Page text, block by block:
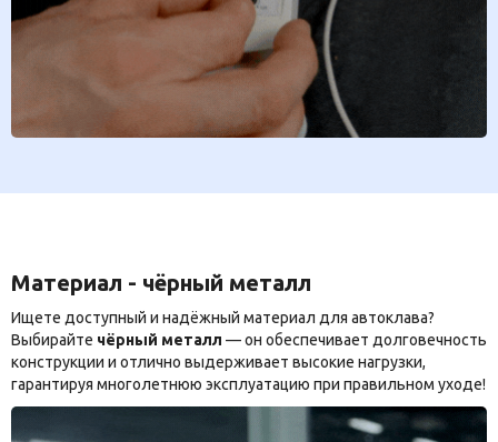
Материал - чёрный металл
Ищете доступный и надёжный материал для автоклава?
Выбирайте чёрный металл — он обеспечивает долговечность
конструкции и отлично выдерживает высокие нагрузки,
гарантируя многолетнюю эксплуатацию при правильном уходе!